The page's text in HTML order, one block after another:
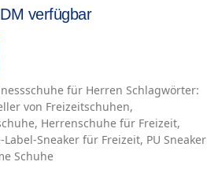
verfügbar
für Herren Schlagwörter:
von Freizeitschuhen,
, Herrenschuhe für Freizeit,
Label-Sneaker für Freizeit, PU Sneaker
Schuhe